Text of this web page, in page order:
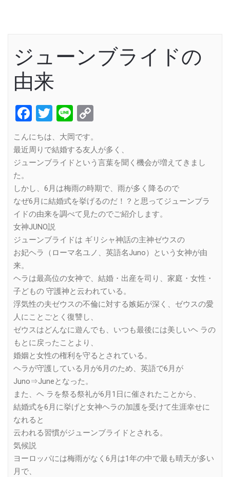
ジューンブライドの
由来
Facebook
Twitter
Line
こんにちは、大岡です。
最近周りで結婚する友人が多く、
ジューンブライドという言葉を聞く機会が増えてきまし
た。
しかし、6月は梅雨の時期で、雨が多く降るので
なぜ6月に結婚式を挙げるのだ！？と思ってジューンブラ
イドの由来を調べて見たのでご紹介します。
女神JUNO説
ジューンブライドは ギリシャ神話の主神ゼウスの
お妃ヘラ（ローマ名ユノ、英語名Juno）という女神が由
来。
ヘラは最高位の女神で、結婚・出産を司り、家庭・女性・
子どもの 守護神と云われている。
浮気性の夫ゼウスの不倫に対する嫉妬が深く、ゼウスの愛
人にことごとく復讐し、
ゼウスはどんなに遊んでも、いつも最後には美しいヘ ラの
もとに戻ったことより、
婚姻と女性の権利を守るとされている。
ヘラが守護している月が6月のため、英語で6月が
Juno⇒Juneとなった。
また、ヘ ラを祭る祭礼が6月1日に催されたことから、
結婚式を6月に挙げと女神ヘラの加護を受けて生涯幸せに
なれると
云われる習慣がジューンブライドとされる。
気候説
ヨーロッパには梅雨がなく6月は1年の中で最も晴天が多い
月で、